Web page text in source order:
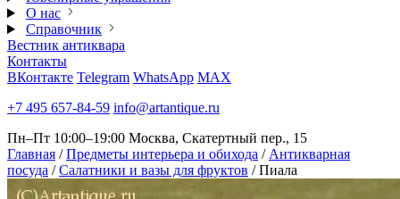
О нас
Справочник
Вестник антиквара
Контакты
ВКонтакте Telegram WhatsApp MAX
+7 495 657-84-59 info@artantique.ru
Пн–Пт 10:00–19:00 Москва, Скатертный пер., 15
Главная / Предметы интерьера и обихода / Антикварная
посуда / Салатники и вазы для фруктов / Пиала